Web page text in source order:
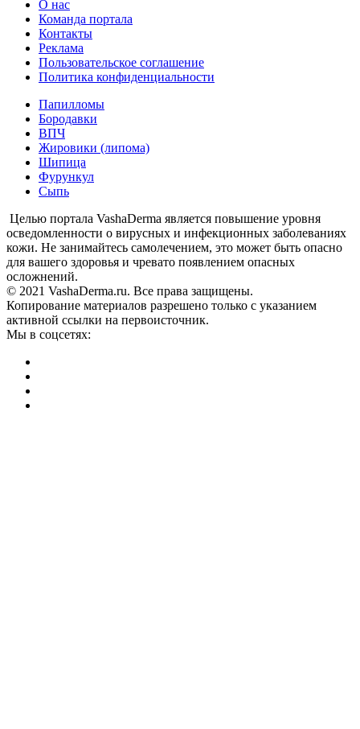
О нас
Команда портала
Контакты
Реклама
Пользовательское соглашение
Политика конфиденциальности
Папилломы
Бородавки
ВПЧ
Жировики (липома)
Шипица
Фурункул
Сыпь
Целью портала VashaDerma является повышение уровня
осведомленности о вирусных и инфекционных заболеваниях
кожи. Не занимайтесь самолечением, это может быть опасно
для вашего здоровья и чревато появлением опасных
осложнений.
© 2021 VashaDerma.ru. Все права защищены.
Копирование материалов разрешено только с указанием
активной ссылки на первоисточник.
Мы в соцсетях: